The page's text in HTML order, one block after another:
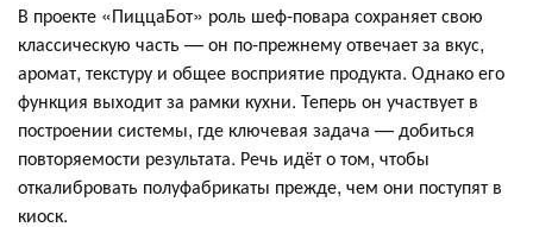
В проекте «ПиццаБот» роль шеф-повара сохраняет свою
классическую часть — он по-прежнему отвечает за вкус,
аромат, текстуру и общее восприятие продукта. Однако его
функция выходит за рамки кухни. Теперь он участвует в
построении системы, где ключевая задача — добиться
повторяемости результата. Речь идёт о том, чтобы
откалибровать полуфабрикаты прежде, чем они поступят в
киоск.